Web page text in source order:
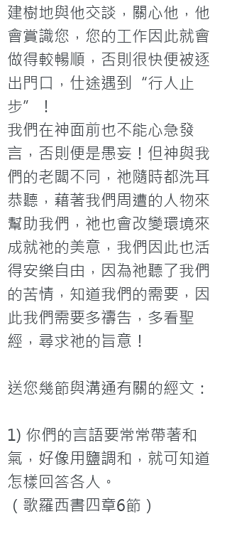
建樹地與他交談，關心他，他
會賞識您，您的工作因此就會
做得較暢順，否則很快便被逐
出門口，仕途遇到“行人止
步”！
我們在神面前也不能心急發
言，否則便是愚妄！但神與我
們的老闆不同，祂隨時都洗耳
恭聽，藉著我們周遭的人物來
幫助我們，祂也會改變環境來
成就祂的美意，我們因此也活
得安樂自由，因為祂聽了我們
的苦情，知道我們的需要，因
此我們需要多禱告，多看聖
經，尋求祂的旨意！
送您幾節與溝通有關的經文：
1) 你們的言語要常常帶著和
氣，好像用鹽調和，就可知道
怎樣回答各人。
（歌羅西書四章6節）